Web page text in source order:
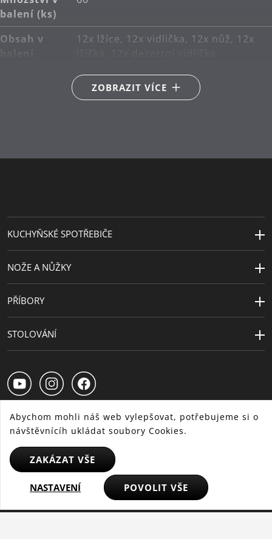
balení (ks)
Obsah v
12x lžíce, 12x vidlička, 12x nůž, 12x
Cromargan protect®
Návrhář Luca Casini
ZOBRAZIT VÍCE
KUCHYŇSKÉ SPOTŘEBIČE
NOŽE A NŮŽKY
PŘÍBORY
STOLOVÁNÍ
© 2025 WMF - Všechna práva vyhrazena
Abychom mohli náš web vylepšovat, potřebujeme si o
návštěvnícíh ukládat soubory Cookies.
ZAKÁZAT VŠE
NASTAVENÍ POVOLIT VŠE